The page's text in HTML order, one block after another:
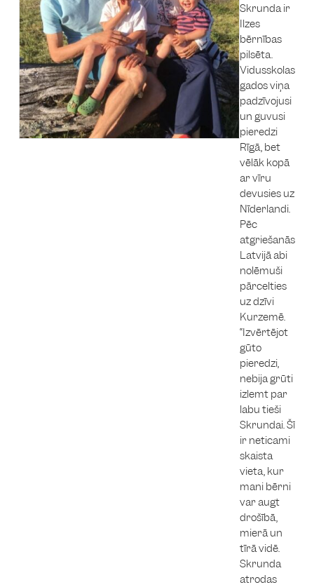
Skrunda ir
Ilzes
bērnības
pilsēta.
Vidusskolas
gados viņa
padzīvojusi
un guvusi
pieredzi
Rīgā, bet
vēlāk kopā
ar vīru
devusies uz
Nīderlandi.
Pēc
atgriešanās
Latvijā abi
nolēmuši
pārcelties
uz dzīvi
Kurzemē.
“Izvērtējot
gūto
pieredzi,
nebija grūti
izlemt par
labu tieši
Skrundai. Šī
ir neticami
skaista
vieta, kur
mani bērni
var augt
drošībā,
mierā un
tīrā vidē.
Skrunda
atrodas